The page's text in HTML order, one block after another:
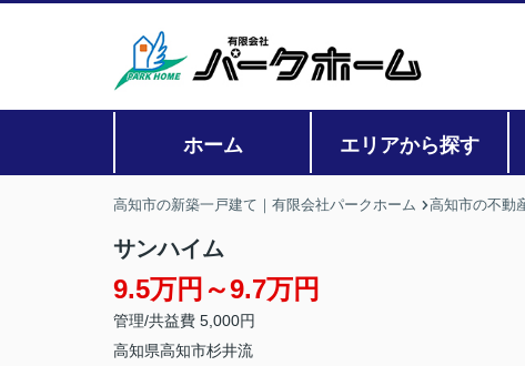
ホーム エリアから探す
高知市の新築一戸建て｜有限会社パークホーム 高知市の不動
サンハイム
9.5万円～9.7万円
管理/共益費 5,000円
高知県高知市杉井流